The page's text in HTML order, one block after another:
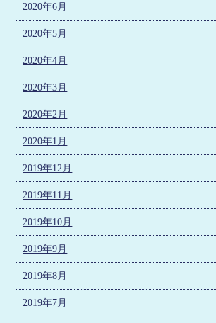
2020年6月
2020年5月
2020年4月
2020年3月
2020年2月
2020年1月
2019年12月
2019年11月
2019年10月
2019年9月
2019年8月
2019年7月